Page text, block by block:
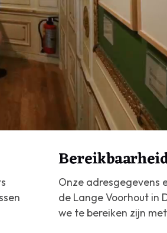
de
Escher
Onze adresgegevens
de Lange Voorhout in
we te bereiken zijn